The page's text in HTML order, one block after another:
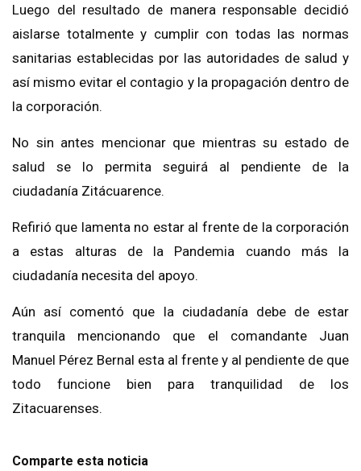
Luego del resultado de manera responsable decidió
aislarse totalmente y cumplir con todas las normas
sanitarias establecidas por las autoridades de salud y
así mismo evitar el contagio y la propagación dentro de
la corporación.
No sin antes mencionar que mientras su estado de
salud se lo permita seguirá al pendiente de la
ciudadanía Zitácuarence.
Refirió que lamenta no estar al frente de la corporación
a estas alturas de la Pandemia cuando más la
ciudadanía necesita del apoyo.
Aún así comentó que la ciudadanía debe de estar
tranquila mencionando que el comandante Juan
Manuel Pérez Bernal esta al frente y al pendiente de que
todo funcione bien para tranquilidad de los
Zitacuarenses.
Comparte esta noticia